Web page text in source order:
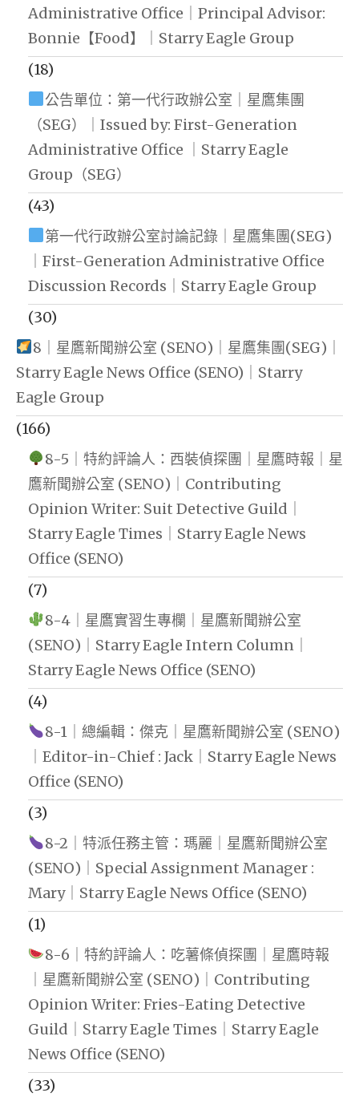
Administrative Office｜Principal Advisor:
Bonnie【Food】｜Starry Eagle Group
(18)
公告單位：第一代行政辦公室｜星鷹集團
（SEG）｜Issued by: First-Generation
Administrative Office ｜Starry Eagle
Group（SEG）
(43)
第一代行政辦公室討論記錄｜星鷹集團(SEG)
｜First-Generation Administrative Office
Discussion Records｜Starry Eagle Group
(30)
8｜星鷹新聞辦公室 (SENO)｜星鷹集團(SEG)｜
Starry Eagle News Office (SENO)｜Starry
Eagle Group
(166)
8-5｜特約評論人：西裝偵探團｜星鷹時報｜星
鷹新聞辦公室 (SENO)｜Contributing
Opinion Writer: Suit Detective Guild｜
Starry Eagle Times｜Starry Eagle News
Office (SENO)
(7)
8-4｜星鷹實習生專欄｜星鷹新聞辦公室
(SENO)｜Starry Eagle Intern Column｜
Starry Eagle News Office (SENO)
(4)
8-1｜總編輯：傑克｜星鷹新聞辦公室 (SENO)
｜Editor-in-Chief : Jack｜Starry Eagle News
Office (SENO)
(3)
8-2｜特派任務主管：瑪麗｜星鷹新聞辦公室
(SENO)｜Special Assignment Manager :
Mary｜Starry Eagle News Office (SENO)
(1)
8-6｜特約評論人：吃薯條偵探團｜星鷹時報
｜星鷹新聞辦公室 (SENO)｜Contributing
Opinion Writer: Fries-Eating Detective
Guild｜Starry Eagle Times｜Starry Eagle
News Office (SENO)
(33)